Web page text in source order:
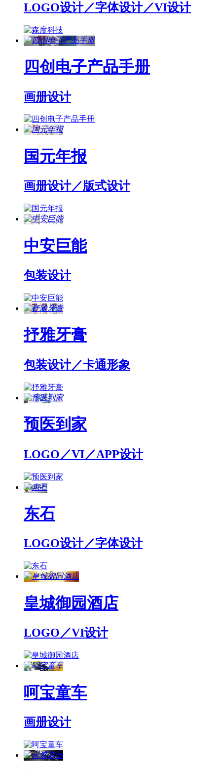
LOGO设计／字体设计／VI设计
四创电子产品手册
画册设计
国元年报
画册设计／版式设计
中安巨能
包装设计
抒雅牙膏
包装设计／卡通形象
预医到家
LOGO／VI／APP设计
东石
LOGO设计／字体设计
皇城御园酒店
LOGO／VI设计
呵宝童车
画册设计